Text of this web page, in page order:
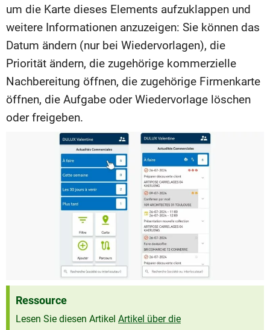
um die Karte dieses Elements aufzuklappen und
weitere Informationen anzuzeigen: Sie können das
Datum ändern (nur bei Wiedervorlagen), die
Priorität ändern, die zugehörige kommerzielle
Nachbereitung öffnen, die zugehörige Firmenkarte
öffnen, die Aufgabe oder Wiedervorlage löschen
oder freigeben.
Ressource
Lesen Sie diesen Artikel Artikel über die